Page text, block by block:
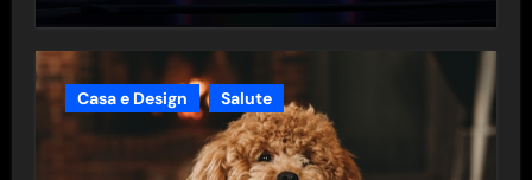
Casa e Design Salute